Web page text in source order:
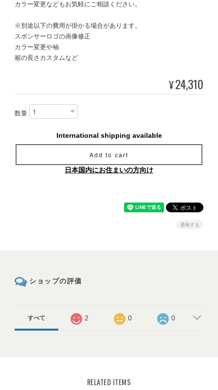
カラー変更などもお気軽にご相談ください。
※別途以下の費用が掛かる場合があります。
スポンサーロゴの画像修正
カラー変更や袖
裾の長さカスタムなど
¥24,310
数量
International shipping available
Add to cart
日本国内にお住まいの方向け
通報する
ショップの評価
すべて 2 0 0
RELATED ITEMS